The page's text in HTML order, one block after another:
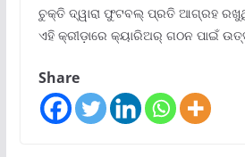
ଚୁକ୍ତି ଦ୍ୱାରା ଫୁଟବଲ୍ ପ୍ରତି ଆଗ୍ରହ
ଏହି କ୍ରୀଡ଼ାରେ କ୍ୟାରିଅର୍ ଗଠନ ପାଇଁ
Share